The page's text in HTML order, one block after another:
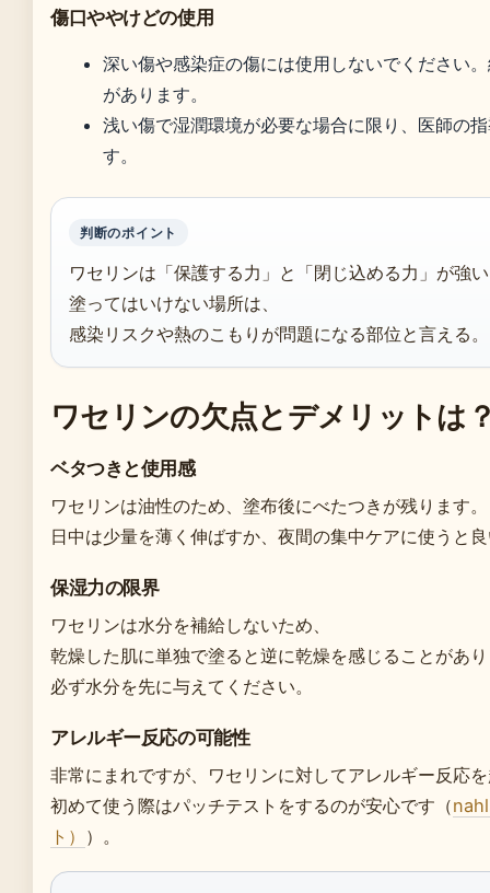
傷口ややけどの使用
深い傷や感染症の傷には使用しないでください
があります。
浅い傷で湿潤環境が必要な場合に限り、医師の
す。
判断のポイント
ワセリンは「保護する力」と「閉じ込める力」が強
塗ってはいけない場所は、
感染リスクや熱のこもりが問題になる部位と言える。
ワセリンの欠点とデメリットは
ベタつきと使用感
ワセリンは油性のため、塗布後にべたつきが残ります。
日中は少量を薄く伸ばすか、夜間の集中ケアに使うと
保湿力の限界
ワセリンは水分を補給しないため、
乾燥した肌に単独で塗ると逆に乾燥を感じることがあ
必ず水分を先に与えてください。
アレルギー反応の可能性
非常にまれですが、ワセリンに対してアレルギー反応
初めて使う際はパッチテストをするのが安心です（
ト） ）。